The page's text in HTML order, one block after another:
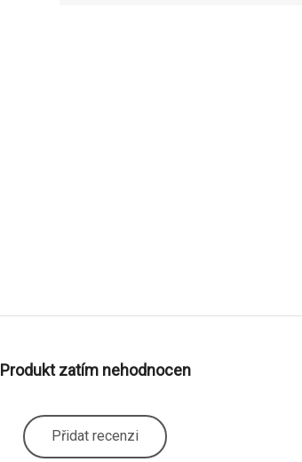
Produkt zatím nehodnocen
Přidat recenzi